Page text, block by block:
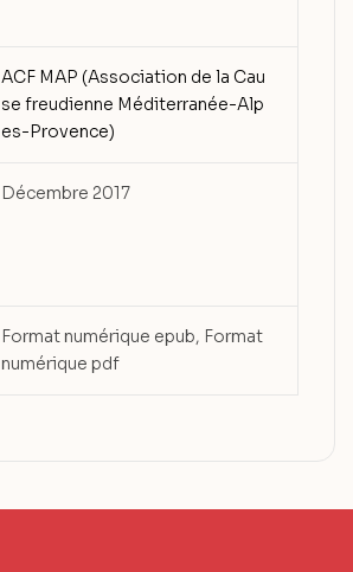
ACF MAP (Association de la Cau
se freudienne Méditerranée-Alp
es-Provence)
Décembre 2017
Format numérique epub, Format
numérique pdf